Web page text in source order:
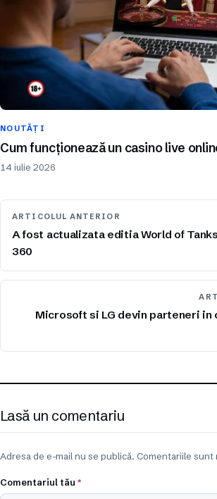
NOUTĂȚI
Cum funcționează un casino live
14 iulie 2026
ARTICOLUL ANTERIOR
A fost actualizata editia World of
360
Microsoft si LG devin parteneri
Lasă un comentariu
Adresa de e-mail nu se publică. Comentariile sunt
Comentariul tău *